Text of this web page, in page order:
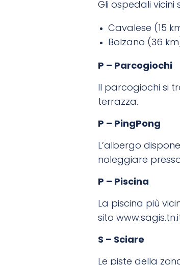
Gli ospedali vicini
Cavalese (15
Bolzano (36
P – Parcogiochi
Il parcogiochi si
terrazza.
P – PingPong
L’albergo
noleggiare
P – Piscina
La piscina più
sito
S – Sciare
Le piste della